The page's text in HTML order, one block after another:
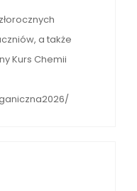
a także
Kurs Chemii